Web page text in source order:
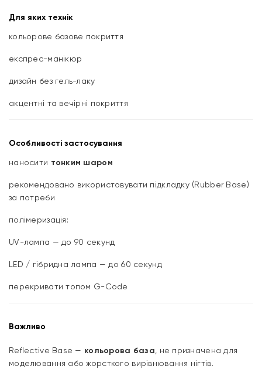
Для яких технік
кольорове базове покриття
експрес-манікюр
дизайн без гель-лаку
акцентні та вечірні покриття
Особливості застосування
наносити тонким шаром
рекомендовано використовувати підкладку (Rubber Base)
за потреби
полімеризація:
UV-лампа — до 90 секунд
LED / гібридна лампа — до 60 секунд
перекривати топом G-Code
Важливо
Reflective Base — кольорова база , не призначена для
моделювання або жорсткого вирівнювання нігтів.